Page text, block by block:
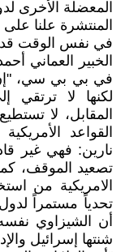
المعضلة الأخرى
المنتشرة علنا
في نفس الوقت قد
الخبير العماني
في بي بي سي، "إن
لكنها لا ترتقي
المقابل، لا
القواعد
نارين: فهي غير
تصعيد الموقف،
الامريكية من
تحدياً مستمراً
أن الشيزاوي
شنتها إسرائيل